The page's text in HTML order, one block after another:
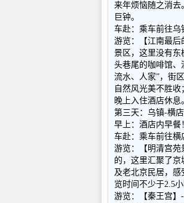
来年烦恼随之消去
巨钟。
车赴：乘车前往乌
游览：【江南最后
景区，这里没有东
头巷尾的咖啡馆、
流水、人家”，街
自然风光美不胜收
晚上入住酒店休息
第三天：乌镇
早上：酒店内早餐
车赴：乘车前往横
游览：【明清宫苑
的，这里汇聚了
及老北京民居，
览时间不少于2.5小
游览：【秦王宫】